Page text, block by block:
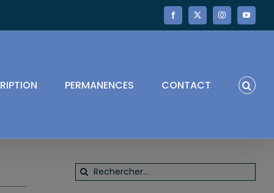
Facebook
X InstagramYouTube
PERMANENCES CONTACT
Rechercher: